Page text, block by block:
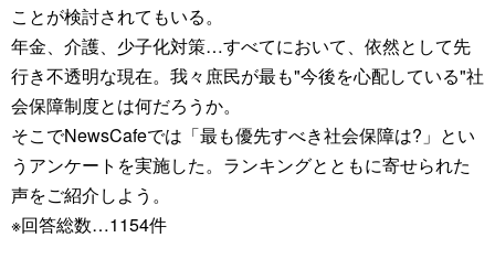
ことが検討されてもいる。
年金、介護、少子化対策…すべてにおいて、依然として先
行き不透明な現在。我々庶民が最も"今後を心配している"社
会保障制度とは何だろうか。
そこでNewsCafeでは「最も優先すべき社会保障は?」とい
うアンケートを実施した。ランキングとともに寄せられた
声をご紹介しよう。
※回答総数…1154件